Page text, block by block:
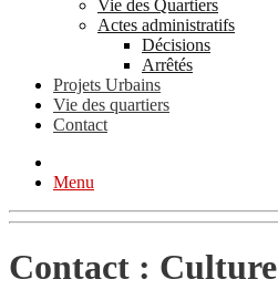
Vie des Quartiers
Actes administratifs
Décisions
Arrêtés
Projets Urbains
Vie des quartiers
Contact
Menu
Contact : Culture